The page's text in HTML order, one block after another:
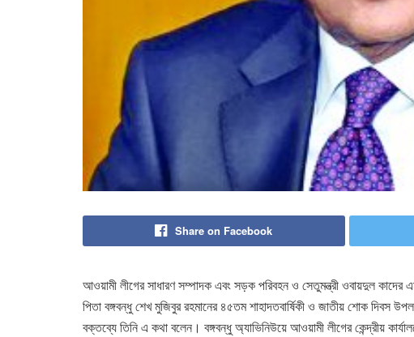
Share on Facebook
আওয়ামী লীগের সাধারণ সম্পাদক এবং সড়ক পরিবহন ও সেতুমন্ত্রী ওবায়দুল কাদের
পিতা বঙ্গবন্ধু শেখ মুজিবুর রহমানের ৪৫তম শাহাদতবার্ষিকী ও জাতীয় শোক
বক্তব্যে তিনি এ কথা বলেন। বঙ্গবন্ধু অ্যাভিনিউয়ে আওয়ামী লীগের কেন্দ্রীয়